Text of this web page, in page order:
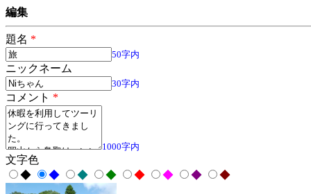
編集
題名 *
50字内
ニックネーム
30字内
コメント *
1000字内
文字色
◆
◆ ◆ ◆ ◆ ◆ ◆ ◆